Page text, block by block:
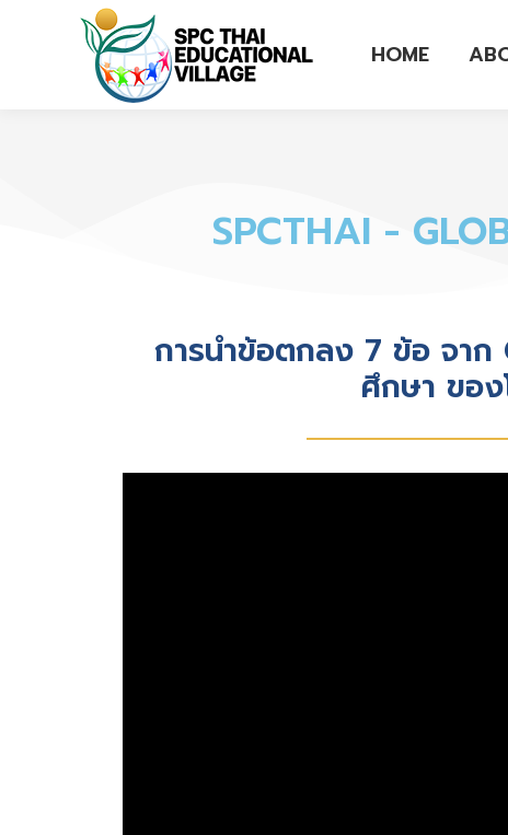
HOME
SPCTHAI -
การนำข้อตกลง 7 ข้อ จา
ศึกษา ของ